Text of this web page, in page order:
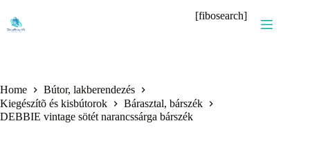
content
[fibosearch]
Home
Bútor, lakberendezés
Kiegészítõ és kisbútorok
Bárasztal, bárszék
DEBBIE vintage sötét narancssárga bárszék